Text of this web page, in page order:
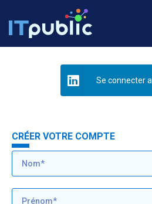
Se connecter
CRÉER VOTRE COMPTE